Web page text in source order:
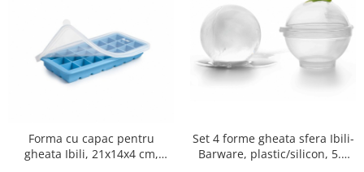
Seturi ustensile bucatarie
Strecuratori
Aprinzatoare aragaz
Arzatoare
Forma cu capac pentru
gheata Ibili, 21x14x4 cm,
Set 4 forme gheata sfera Ibili-
Barware, plastic/silicon, 5.5